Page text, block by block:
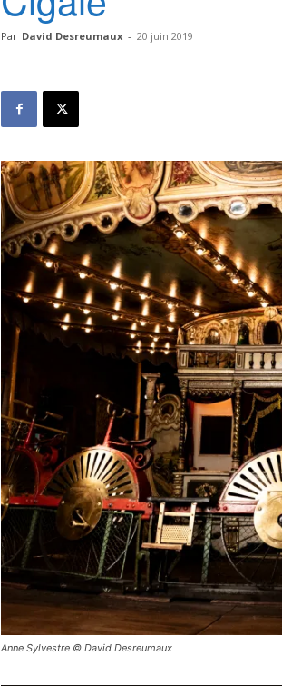
Par David Desreumaux - 20 juin 2019
Anne Sylvestre © David Desreumaux